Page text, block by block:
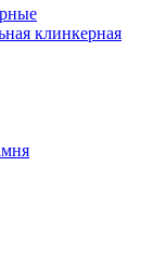
клинкерная